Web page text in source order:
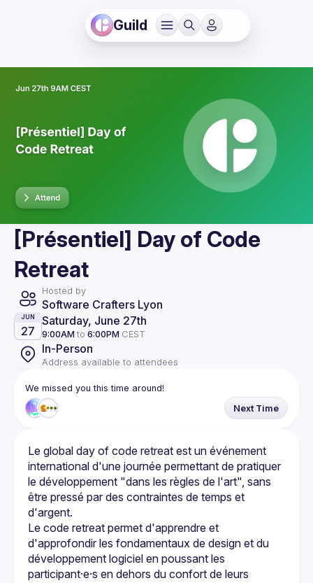
Guild
[Présentiel] Day of Code
Retreat
Hosted by
Software Crafters Lyon
JUN
27
Saturday, June 27th
9:00AM to 6:00PM CEST
In-Person
Address available to attendees
We missed you this time around!
Next Time
Le global day of code retreat est un événement
international d'une journée permettant de pratiquer
le développement "dans les règles de l'art", sans
être pressé par des contraintes de temps et
Le code retreat permet d'apprendre et
d'approfondir les fondamentaux de design et du
développement logiciel en poussant les
participant·e·s en dehors du confort de leurs